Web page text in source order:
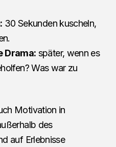
30 Sekunden kuscheln,
Drama: später, wenn es
Was war zu
Motivation in
des
auf Erlebnisse